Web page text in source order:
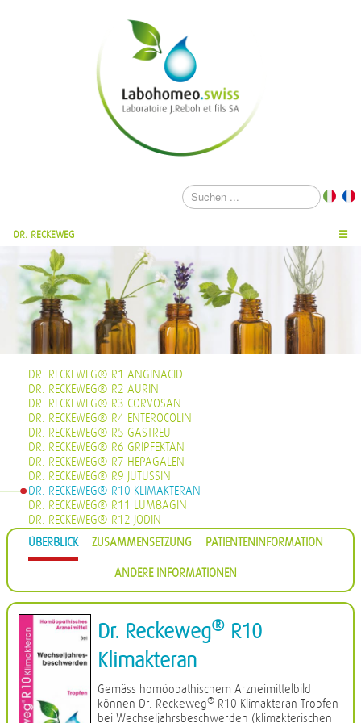
DR. RECKEWEG ☰
DR. RECKEWEG® R1 ANGINACID
DR. RECKEWEG® R2 AURIN
DR. RECKEWEG® R3 CORVOSAN
DR. RECKEWEG® R4 ENTEROCOLIN
DR. RECKEWEG® R5 GASTREU
DR. RECKEWEG® R6 GRIPFEKTAN
DR. RECKEWEG® R7 HEPAGALEN
DR. RECKEWEG® R9 JUTUSSIN
DR. RECKEWEG® R10 KLIMAKTERAN
DR. RECKEWEG® R11 LUMBAGIN
DR. RECKEWEG® R12 JODIN
DR. RECKEWEG® R13 PROHÄMORRHIN
DR. RECKEWEG® R14 QUIETA
DR. RECKEWEG® R16 CIMISAN
DR. RECKEWEG® R17 SCROPHULARIA NOD COMP.
DR. RECKEWEG® R18 CYSTOPHYLIN
DR. RECKEWEG® R19 EUGLANDIN-M
DR. RECKEWEG® R20 EUGLANDIN-F
DR. RECKEWEG® R22 NAJASTHEN
DR. RECKEWEG® R23 NOSODERM
DR. RECKEWEG® R24 PLEURASIN
DR. RECKEWEG® R25 PROSTATAN
DR. RECKEWEG® R26 REMISIN
DR. RECKEWEG® R27 RENOCALCIN
ÜBERBLICK ZUSAMMENSETZUNG PATIENTENINFORMATION
ANDERE INFORMATIONEN
Dr. Reckeweg® R10
Klimakteran
Gemäss homöopathischem Arzneimittelbild
können Dr. Reckeweg® R10 Klimakteran Tropfen
bei Wechseljahrsbeschwerden (klimakterischen